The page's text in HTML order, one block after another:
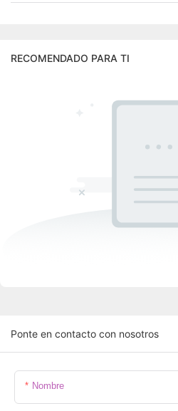
RECOMENDADO PARA TI
Ponte en contacto con nosotros
Nombre